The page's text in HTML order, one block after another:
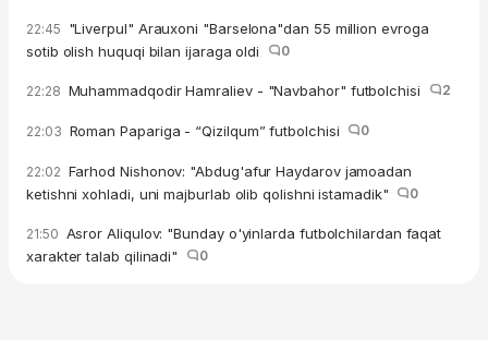
22:45 "Liverpul" Arauxoni "Barselona"dan 55 million evroga
sotib olish huquqi bilan ijaraga oldi
0
22:28 Muhammadqodir Hamraliev - "Navbahor" futbolchisi 2
22:03 Roman Papariga - “Qizilqum” futbolchisi 0
22:02 Farhod Nishonov: "Abdug'afur Haydarov jamoadan
ketishni xohladi, uni majburlab olib qolishni istamadik"
0
21:50 Asror Aliqulov: "Bunday o'yinlarda futbolchilardan faqat
xarakter talab qilinadi"
0